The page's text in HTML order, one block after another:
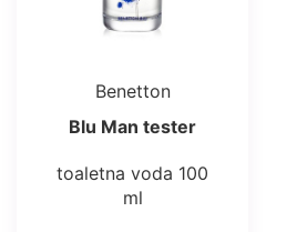
Benetton
Blu Man tester
toaletna voda 100
ml